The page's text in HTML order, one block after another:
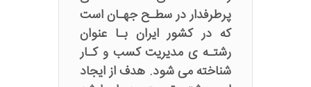
پرطرفدار در سطـح جهـان است
که در کشور ایران بـا عنوان
رشتـه ی مدیریت کسب و کـار
شناخته می شود. هدف از ایجاد